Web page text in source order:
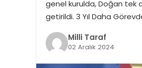
genel kurulda, Doğan tek
getirildi. 3 Yıl Daha
Milli Taraf
02 Aralık 2024